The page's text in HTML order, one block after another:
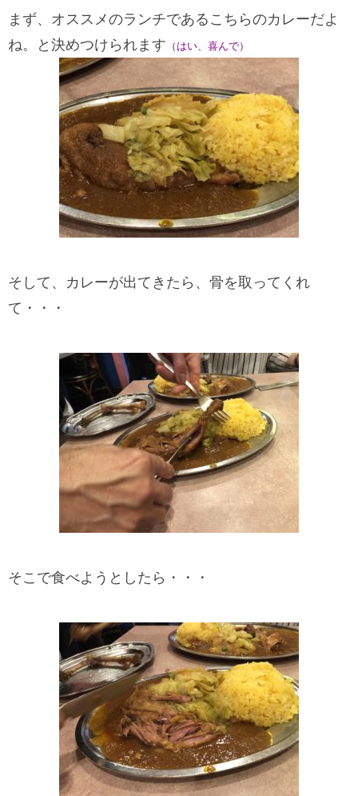
まず、オススメのランチであるこちらのカレーだよ
ね。と決めつけられます （はい、喜んで）
そして、カレーが出てきたら、骨を取ってくれ
て・・・
そこで食べようとしたら・・・